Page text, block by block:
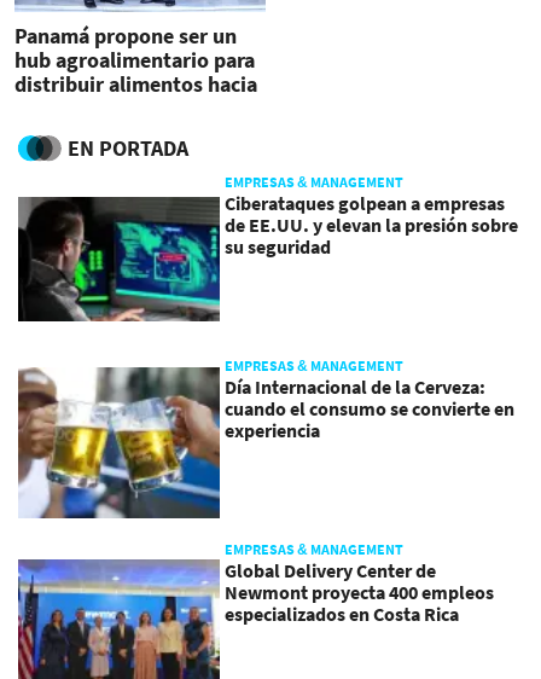
Panamá propone ser un
hub agroalimentario para
distribuir alimentos hacia
EN PORTADA
EMPRESAS & MANAGEMENT
Ciberataques golpean a empresas
de EE.UU. y elevan la presión sobre
su seguridad
EMPRESAS & MANAGEMENT
Día Internacional de la Cerveza:
cuando el consumo se convierte en
experiencia
EMPRESAS & MANAGEMENT
Global Delivery Center de
Newmont proyecta 400 empleos
especializados en Costa Rica